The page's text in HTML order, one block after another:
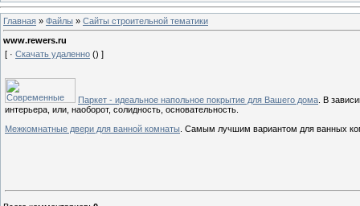
Главная » Файлы » Сайты строительной тематики
www.rewers.ru
[ · Скачать удаленно () ]
Паркет - идеальное напольное покрытие для Вашего дома . В
интерьера, или, наоборот, солидность, основательность.
Межкомнатные двери для ванной комнаты . Самым лучшим вариантом для ванных